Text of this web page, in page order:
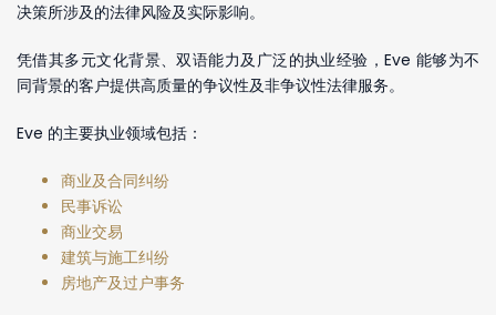
决策所涉及的法律风险及实际影响。
凭借其多元文化背景、双语能力及广泛的执业经验，Eve 能够为不
同背景的客户提供高质量的争议性及非争议性法律服务。
Eve 的主要执业领域包括：
商业及合同纠纷
民事诉讼
商业交易
建筑与施工纠纷
房地产及过户事务